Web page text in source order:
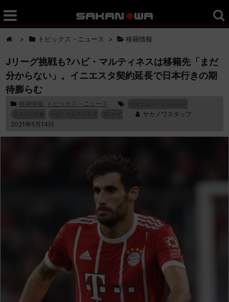
> トピックス・ニュース > 移籍情報
Jリーグ挑戦も?ハビ・マルティネスは移籍先「まだ
分からない」。イニエスタ契約延長で日本行きの期
待膨らむ
移籍情報 , トピックス・ニュース
サカノワスタッフ
2021年5月14日